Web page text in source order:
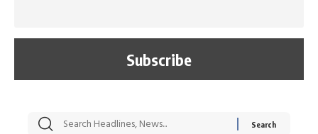
सट्टेबाजी में अरेस्ट हुए
रोज एक कच्चे लहसुन